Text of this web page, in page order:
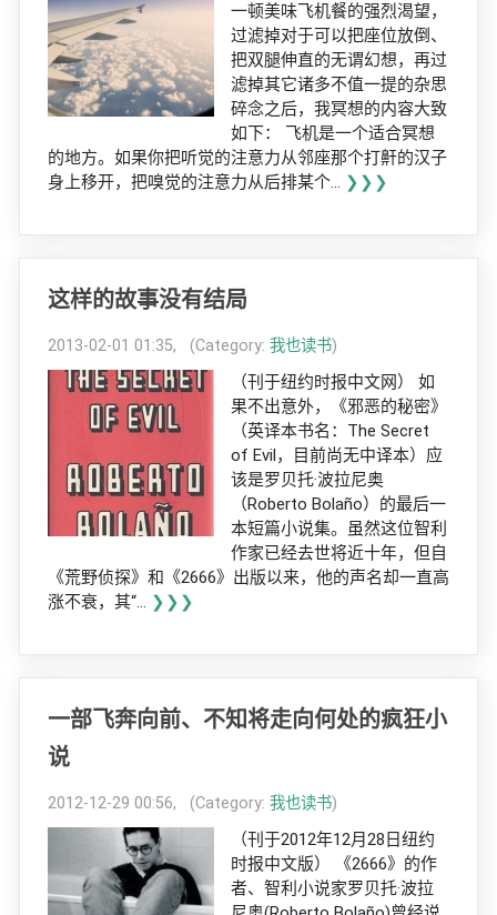
一顿美味飞机餐的强烈渴望，
过滤掉对于可以把座位放倒、
把双腿伸直的无谓幻想，再过
滤掉其它诸多不值一提的杂思
碎念之后，我冥想的内容大致
如下： 飞机是一个适合冥想
的地方。如果你把听觉的注意力从邻座那个打鼾的汉子
身上移开，把嗅觉的注意力从后排某个... ❯❯❯
这样的故事没有结局
2013-02-01 01:35, (Category: 我也读书)
（刊于纽约时报中文网） 如
果不出意外，《邪恶的秘密》
（英译本书名：The Secret
of Evil，目前尚无中译本）应
该是罗贝托·波拉尼奥
（Roberto Bolaño）的最后一
本短篇小说集。虽然这位智利
作家已经去世将近十年，但自
《荒野侦探》和《2666》出版以来，他的声名却一直高
涨不衰，其“... ❯❯❯
一部飞奔向前、不知将走向何处的疯狂小
说
2012-12-29 00:56, (Category: 我也读书)
（刊于2012年12月28日纽约
时报中文版） 《2666》的作
者、智利小说家罗贝托·波拉